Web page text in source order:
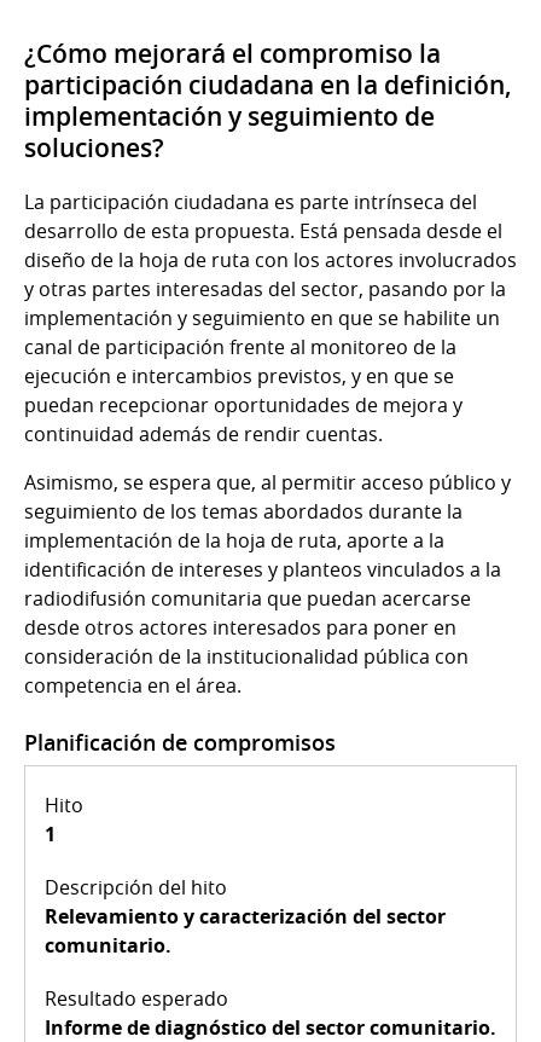
¿Cómo mejorará el compromiso la
participación ciudadana en la definición,
implementación y seguimiento de
soluciones?
La participación ciudadana es parte intrínseca del
desarrollo de esta propuesta. Está pensada desde el
diseño de la hoja de ruta con los actores involucrados
y otras partes interesadas del sector, pasando por la
implementación y seguimiento en que se habilite un
canal de participación frente al monitoreo de la
ejecución e intercambios previstos, y en que se
puedan recepcionar oportunidades de mejora y
continuidad además de rendir cuentas.
Asimismo, se espera que, al permitir acceso público y
seguimiento de los temas abordados durante la
implementación de la hoja de ruta, aporte a la
identificación de intereses y planteos vinculados a la
radiodifusión comunitaria que puedan acercarse
desde otros actores interesados para poner en
consideración de la institucionalidad pública con
competencia en el área.
Planificación de compromisos
1
Relevamiento y caracterización del sector
comunitario.
Informe de diagnóstico del sector comunitario.